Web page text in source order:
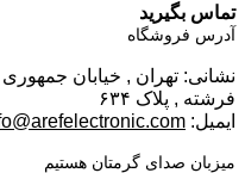
تماس بگیرید
آدرس فروشگاه
نشانی: تهران , خیابان
فرشته , پلاک ۶۳۴
ایمیل:
میزبان صدای گرمتان هستیم